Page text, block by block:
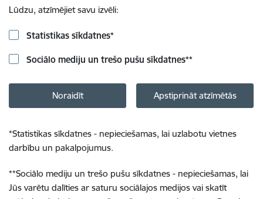
Lūdzu, atzīmējiet savu izvēli:
Statistikas sīkdatnes*
Sociālo mediju un trešo pušu sīkdatnes**
Noraidīt Apstiprināt atzīmētās
*Statistikas sīkdatnes - nepieciešamas, lai uzlabotu vietnes
darbību un pakalpojumus.
**Sociālo mediju un trešo pušu sīkdatnes - nepieciešamas, lai
Jūs varētu dalīties ar saturu sociālajos medijos vai skatīt